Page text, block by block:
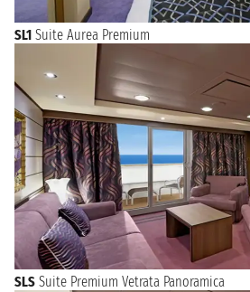
SL1 Suite Aurea Premium
SLS Suite Premium Vetrata Panoramica